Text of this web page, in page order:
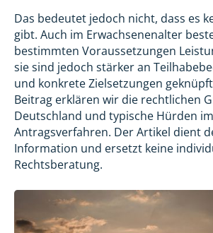
Das bedeutet jedoch nicht, dass es
gibt. Auch im Erwachsenenalter
bestimmten Voraussetzungen
sie sind jedoch stärker an
und konkrete Zielsetzungen
Beitrag erklären wir die rechtlichen
Deutschland und typische Hürden im
Antragsverfahren. Der Artikel dient
Information und ersetzt keine
Rechtsberatung.